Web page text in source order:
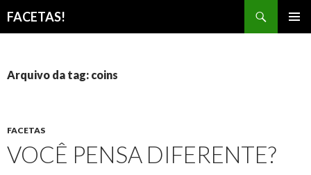
FACETAS!
CONTEÚDO
Arquivo da tag: coins
FACETAS
VOCÊ PENSA DIFERENTE?